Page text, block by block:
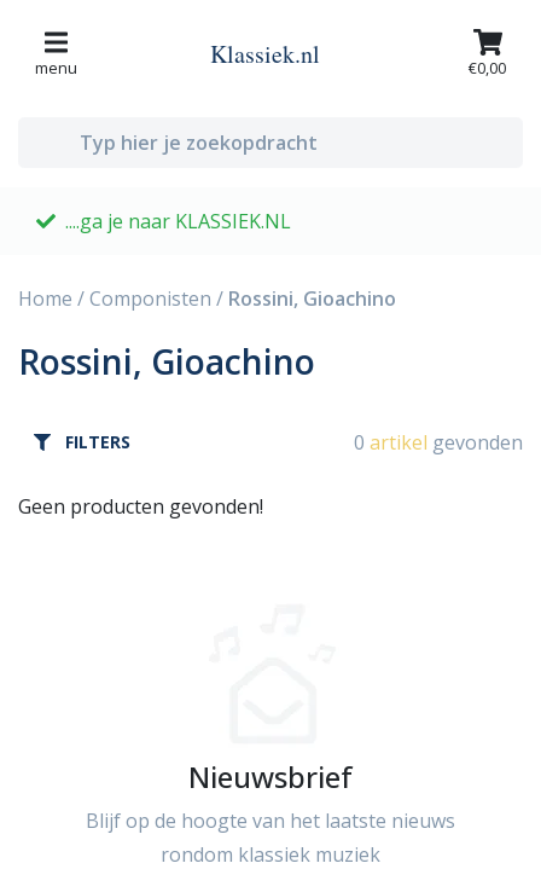
menu Klassiek.nl €0,00
....ga je naar KLASSIEK.NL
Home /Componisten / Rossini, Gioachino
Rossini, Gioachino
FILTERS 0 artikel gevonden
Geen producten gevonden!
Nieuwsbrief
Blijf op de hoogte van het laatste nieuws
rondom klassiek muziek